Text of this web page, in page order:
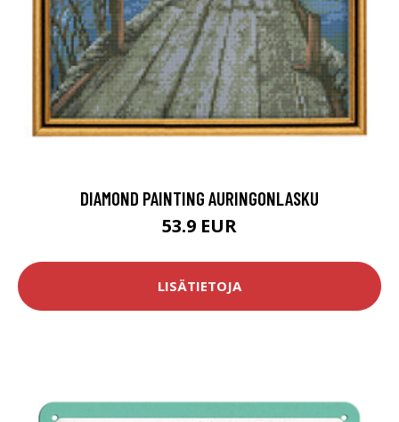
DIAMOND PAINTING AURINGONLASKU
53.9 EUR
LISÄTIETOJA